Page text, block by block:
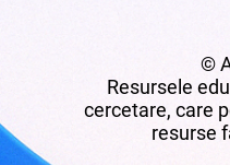
©
Resursele
cercetare, care
resurse